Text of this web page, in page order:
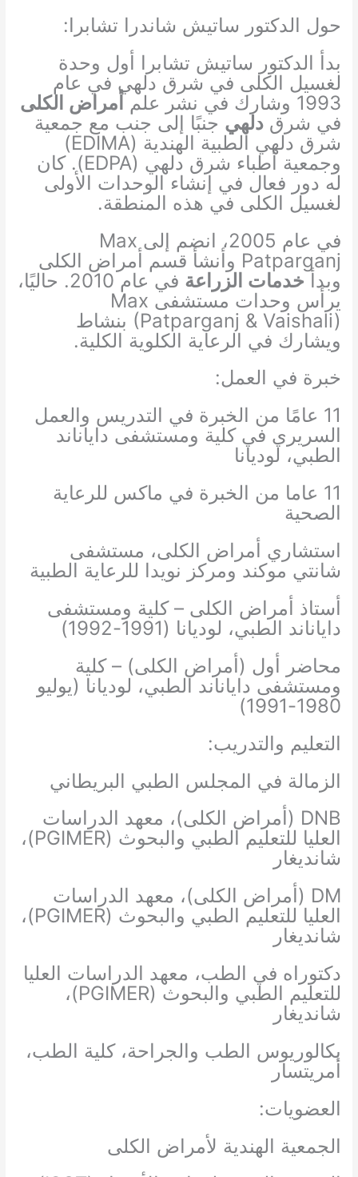
حول الدكتور ساتيش شاندرا تشابرا:
بدأ الدكتور ساتيش تشابرا أول وحدة
لغسيل الكلى في شرق دلهي في عام
1993 وشارك في نشر علم
أمراض الكلى
في شرقدلهي جنبًا إلى جنب مع جمعية
شرق دلهي الطبية الهندية (EDIMA)
وجمعية أطباء شرق دلهي (EDPA). كان
له دور فعال في إنشاء الوحدات الأولى
لغسيل الكلى في هذه المنطقة.
في عام 2005، انضم إلى Max
Patparganj وأنشأ قسم أمراض الكلى
وبدأ خدمات الزراعة
في عام 2010. حاليًا،
يرأس وحدات مستشفى Max
(Patparganj & Vaishali) بنشاط
ويشارك في الرعاية الكلوية الكلية.
خبرة في العمل:
11 عامًا من الخبرة في التدريس والعمل
السريري في كلية ومستشفى داياناند
الطبي، لوديانا
11 عاما من الخبرة في ماكس للرعاية
الصحية
استشاري أمراض الكلى، مستشفى
شانتي موكند ومركز نويدا للرعاية الطبية
أستاذ أمراض الكلى – كلية ومستشفى
داياناند الطبي، لوديانا (1991-1992)
محاضر أول (أمراض الكلى) – كلية
ومستشفى داياناند الطبي، لوديانا (يوليو
1980-1991)
التعليم والتدريب:
الزمالة في المجلس الطبي البريطاني
DNB (أمراض الكلى)، معهد الدراسات
العليا للتعليم الطبي والبحوث (PGIMER)،
شانديغار
DM (أمراض الكلى)، معهد الدراسات
العليا للتعليم الطبي والبحوث (PGIMER)،
شانديغار
دكتوراه في الطب، معهد الدراسات العليا
للتعليم الطبي والبحوث (PGIMER)،
شانديغار
بكالوريوس الطب والجراحة، كلية الطب،
أمريتسار
العضويات:
الجمعية الهندية لأمراض الكلى